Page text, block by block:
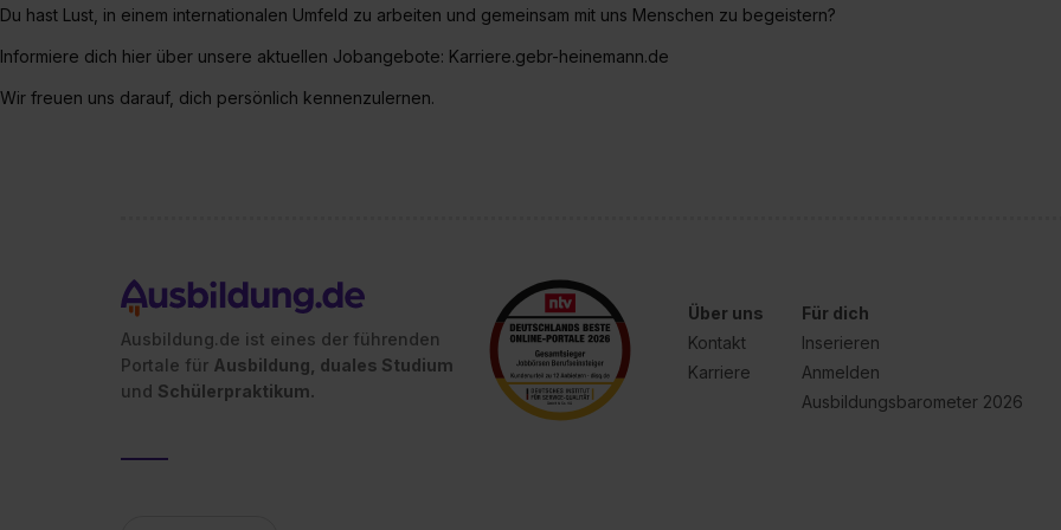
Du hast Lust, in einem internationalen Umfeld zu arbeiten und gemeinsam mit uns Menschen zu begeistern?
Informiere dich hier über unsere aktuellen Jobangebote: Karriere.gebr-heinemann.de
Wir freuen uns darauf, dich persönlich kennenzulernen.
Ausbildung.de ist eines der führenden
Portale für Ausbildung, duales Studium
und Schülerpraktikum.
Über uns
Kontakt
Karriere
Für dich
Inserieren
Anmelden
Ausbildungsbarometer 2026